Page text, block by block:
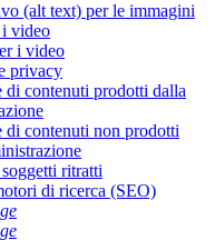
(alt text) per le immagini
video
i video
privacy
di contenuti prodotti dalla
di contenuti non prodotti
ritratti
di ricerca (SEO)